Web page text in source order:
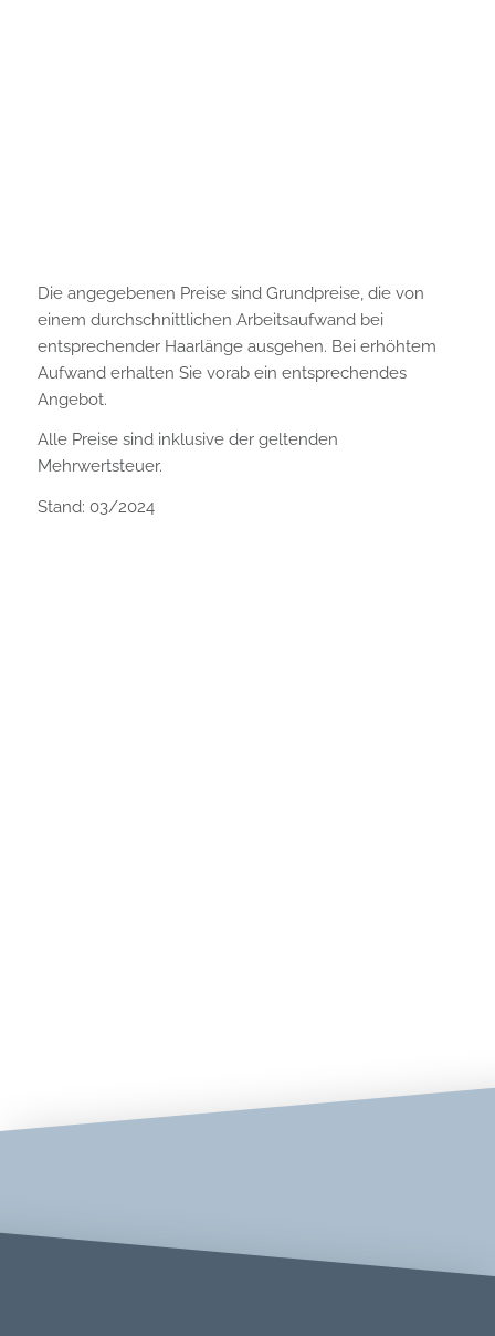
Die angegebenen Preise sind Grundpreise, die von
einem durchschnittlichen Arbeitsaufwand bei
entsprechender Haarlänge ausgehen. Bei erhöhtem
Aufwand erhalten Sie vorab ein entsprechendes
Angebot.
Alle Preise sind inklusive der geltenden
Mehrwertsteuer.
Stand: 03/2024